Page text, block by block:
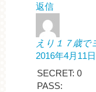
返信
えり１７歳
2016年4月11
SECRET: 0
PASS: